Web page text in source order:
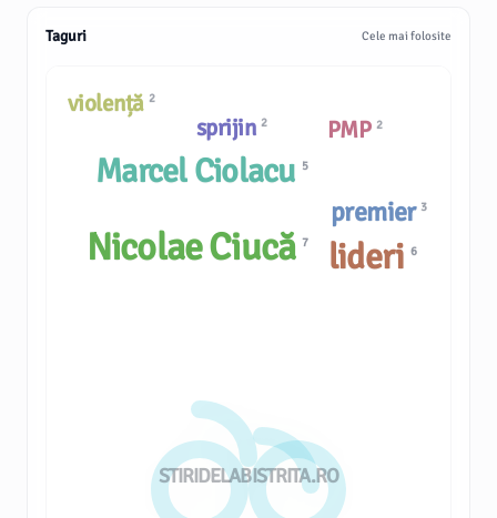
Taguri Cele mai folosite
STIRIDELABISTRITA.RO
sprijin 2 PMP 2
lideri6
premier 3
violență 2
Marcel Ciolacu 5
Nicolae Ciucă7